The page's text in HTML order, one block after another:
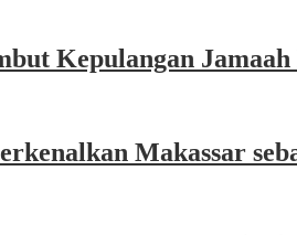
Kepulangan
Makassar